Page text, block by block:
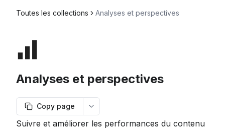
Toutes les collections Analyses et perspectives
Analyses et perspectives
Copy page More options
Suivre et améliorer les performances du contenu